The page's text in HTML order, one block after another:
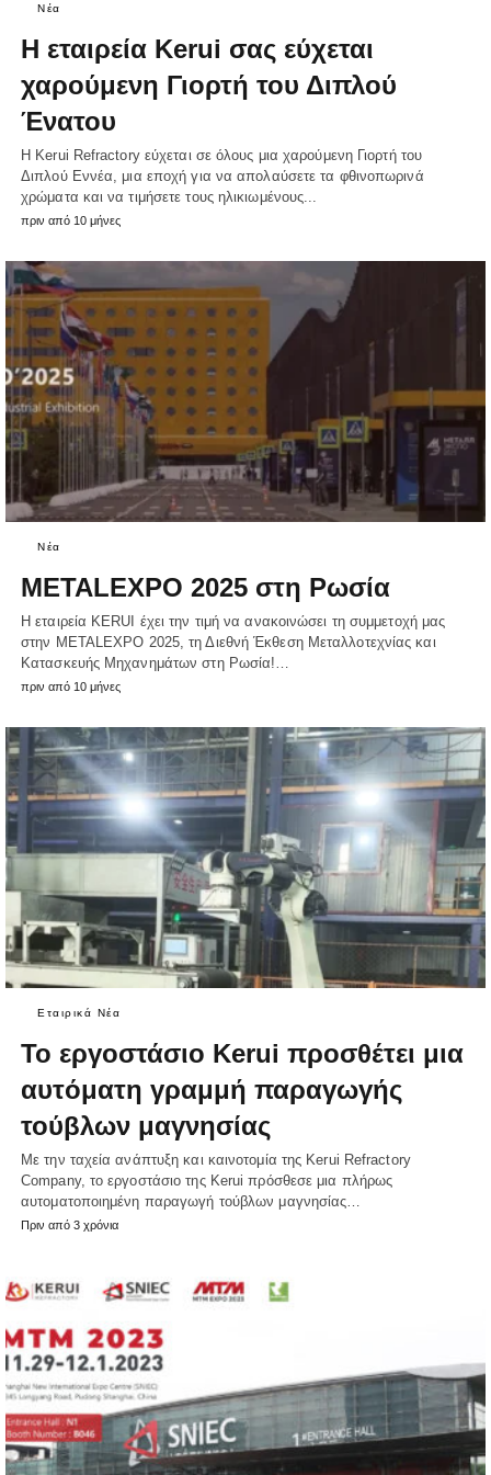
Νέα
Η εταιρεία Kerui σας εύχεται
χαρούμενη Γιορτή του Διπλού
Ένατου
Η Kerui Refractory εύχεται σε όλους μια χαρούμενη Γιορτή του
Διπλού Εννέα, μια εποχή για να απολαύσετε τα φθινοπωρινά
χρώματα και να τιμήσετε τους ηλικιωμένους...
πριν από 10 μήνες
Νέα
METALEXPO 2025 στη Ρωσία
Η εταιρεία KERUI έχει την τιμή να ανακοινώσει τη συμμετοχή μας
στην METALEXPO 2025, τη Διεθνή Έκθεση Μεταλλοτεχνίας και
Κατασκευής Μηχανημάτων στη Ρωσία!…
πριν από 10 μήνες
Εταιρικά Νέα
Το εργοστάσιο Kerui προσθέτει μια
αυτόματη γραμμή παραγωγής
τούβλων μαγνησίας
Με την ταχεία ανάπτυξη και καινοτομία της Kerui Refractory
Company, το εργοστάσιο της Kerui πρόσθεσε μια πλήρως
αυτοματοποιημένη παραγωγή τούβλων μαγνησίας…
Πριν από 3 χρόνια